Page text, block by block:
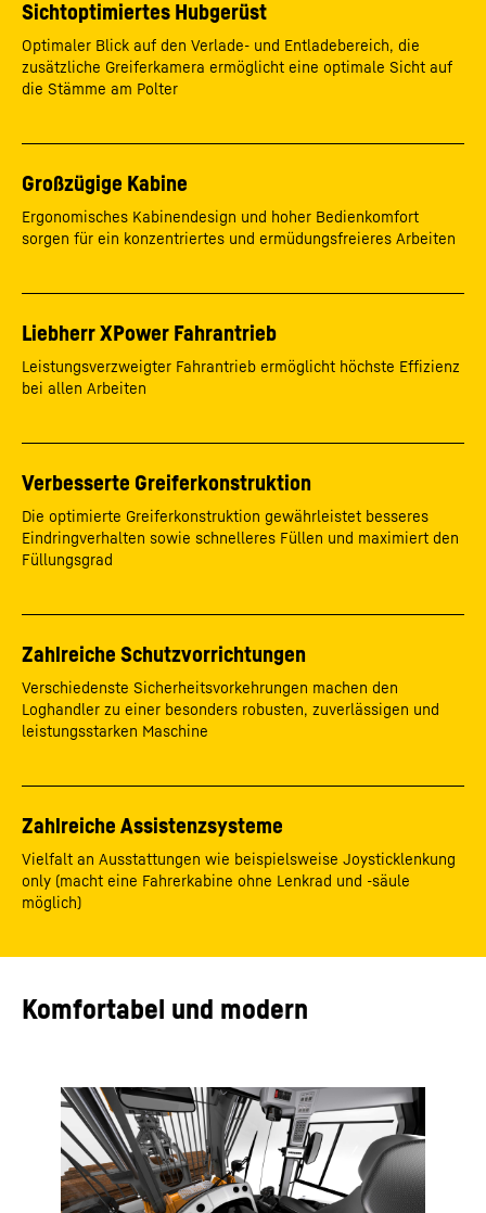
Sichtoptimiertes Hubgerüst
Optimaler Blick auf den Verlade- und Entladebereich, die
zusätzliche Greiferkamera ermöglicht eine optimale Sicht auf
die Stämme am Polter
Großzügige Kabine
Ergonomisches Kabinendesign und hoher Bedienkomfort
sorgen für ein konzentriertes und ermüdungsfreieres Arbeiten
Liebherr XPower Fahrantrieb
Leistungsverzweigter Fahrantrieb ermöglicht höchste Effizienz
bei allen Arbeiten
Verbesserte Greiferkonstruktion
Die optimierte Greiferkonstruktion gewährleistet besseres
Eindringverhalten sowie schnelleres Füllen und maximiert den
Füllungsgrad
Zahlreiche Schutzvorrichtungen
Verschiedenste Sicherheitsvorkehrungen machen den
Loghandler zu einer besonders robusten, zuverlässigen und
leistungsstarken Maschine
Zahlreiche Assistenzsysteme
Vielfalt an Ausstattungen wie beispielsweise Joysticklenkung
only (macht eine Fahrerkabine ohne Lenkrad und -säule
möglich)
Komfortabel und modern